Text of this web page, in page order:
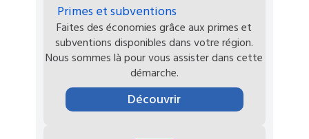
Primes et subventions
Faites des économies grâce aux primes et
subventions disponibles dans votre région.
Nous sommes là pour vous assister dans cette
démarche.
Découvrir